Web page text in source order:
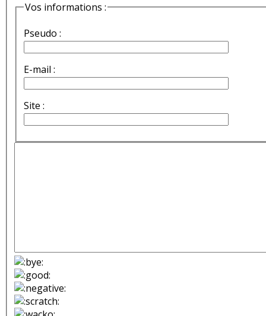
Vos informations :
Pseudo :
E-mail :
Site :